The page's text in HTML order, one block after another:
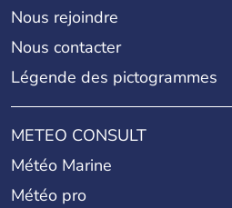
Nous rejoindre
Nous contacter
Légende des pictogrammes
METEO CONSULT
Météo Marine
Météo pro